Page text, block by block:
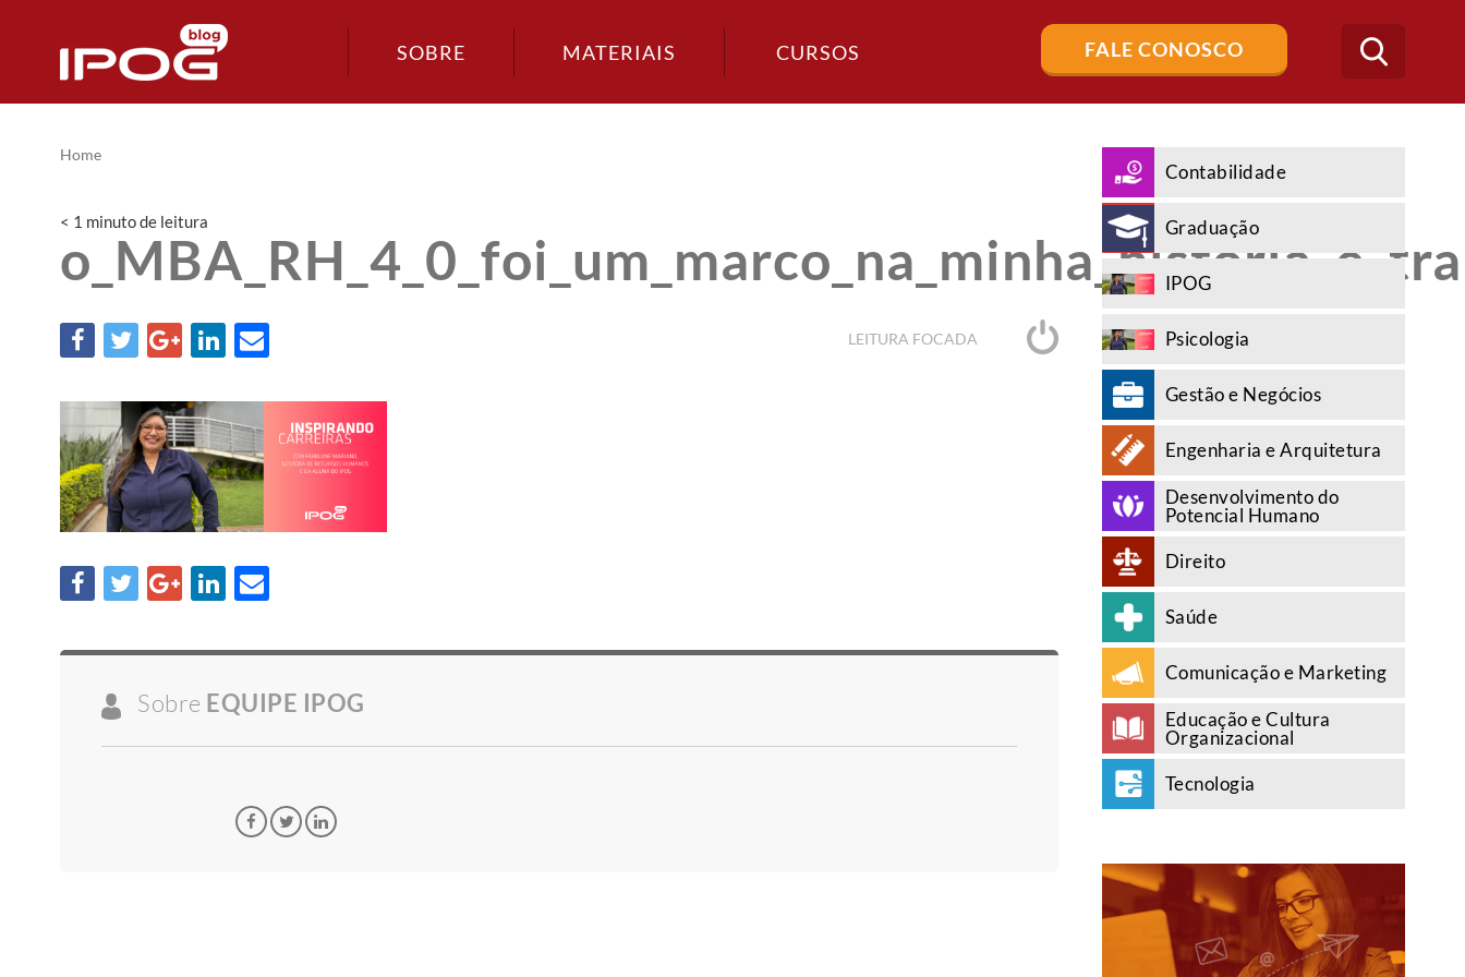
SOBRE MATERIAIS CURSOS FALE CONOSCO
Buscar
no
blog
Home
< 1 minutode leitura
LEITURA FOCADA
Sobre EQUIPE IPOG
Contabilidade
Graduação
IPOG
Psicologia
Gestão e Negócios
Engenharia e Arquitetura
Desenvolvimento do
Potencial Humano
Direito
Saúde
Comunicação e Marketing
Educação e Cultura
Organizacional
Tecnologia